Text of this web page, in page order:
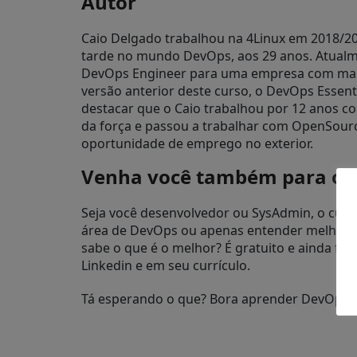
Caio Delgado trabalhou na 4Linux em 2018/
tarde no mundo DevOps, aos 29 anos.
DevOps Engineer para uma empresa com
versão anterior deste curso, o DevOps
destacar que o Caio trabalhou por 12 anos
da força e passou a trabalhar com
oportunidade de emprego no exterior.
Venha você também para o
Seja você desenvolvedor ou SysAdmin, o
área de DevOps ou apenas entender melhor
sabe o que é o melhor? É gratuito e ainda
Linkedin e em seu currículo.
Tá esperando o que? Bora aprender DevOps?